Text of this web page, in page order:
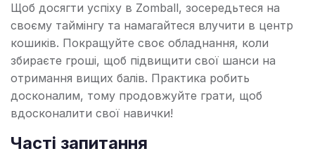
Щоб досягти успіху в Zomball, зосередьтеся на
своєму таймінгу та намагайтеся влучити в центр
кошиків. Покращуйте своє обладнання, коли
збираєте гроші, щоб підвищити свої шанси на
отримання вищих балів. Практика робить
досконалим, тому продовжуйте грати, щоб
вдосконалити свої навички!
Часті запитання